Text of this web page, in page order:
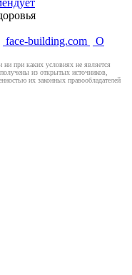
face-building.com
О
при каких условиях не является
из открытых источников,
их законных правообладателей